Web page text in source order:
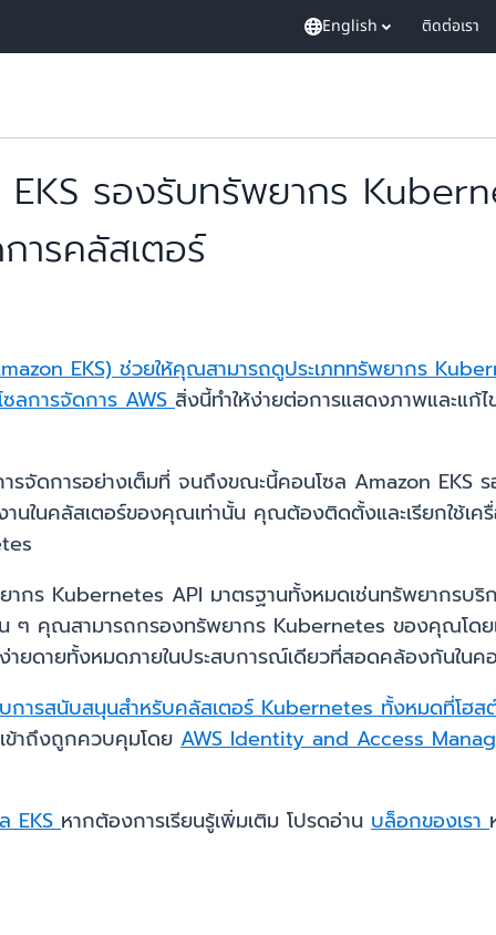
English ติดต่อเรา
รองรับทรัพยากร
ารคลัสเตอร์
EKS)ช่วยให้คุณสามารถดูประเภททรัพยากร
ลการจัดการ AWSสิ่งนี้ทำให้ง่ายต่อการแสดงภาพและ
จัดการอย่างเต็มที่ จนถึงขณะนี้คอนโซล Amazon EKS ร
นในคลัสเตอร์ของคุณเท่านั้น คุณต้องติดตั้งและเรียกใช้เครื่
กร Kubernetes API มาตรฐานทั้งหมดเช่นทรัพยากรบริ
คุณสามารถกรองทรัพยากร Kubernetes ของคุณโดยเ
ยดายทั้งหมดภายในประสบการณ์เดียวที่สอดคล้องกันในค
การสนับสนุนสำหรับคลัสเตอร์ Kubernetes ทั้งหมดที่โฮ
ข้าถึงถูกควบคุมโดย AWS Identity and Access
EKSหากต้องการเรียนรู้เพิ่มเติม โปรดอ่าน บล็อกของเรา